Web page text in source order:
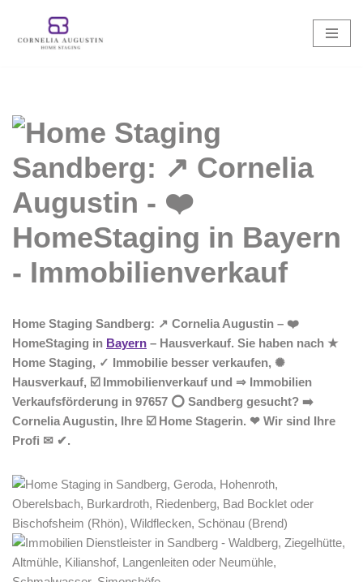
Zum
Home Staging Sandberg: ↗️ Cornelia Augustin – ❤️
HomeStaging in Bayern – Hausverkauf. Sie haben nach ★
Home Staging, ✓ Immobilie besser verkaufen, ✺
Hausverkauf, ☑️ Immobilienverkauf und ⇒ Immobilien
Verkaufsförderung in 97657 ⭕ Sandberg gesucht? ➡️
Cornelia Augustin, Ihre ☑️ Home Stagerin. ❤ Wir sind Ihre
Profi ✉ ✔.